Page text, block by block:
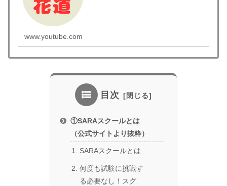
www.youtube.com
目次
①SARAスクールとは
（公式サイトより抜粋）
SARAスクールとは
何度も試験に挑戦す
る必要なし！スグ